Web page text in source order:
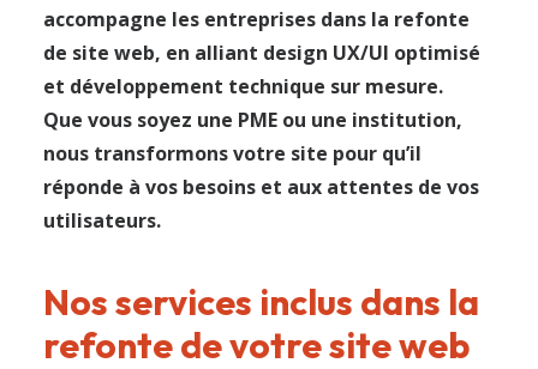
accompagne les entreprises dans la refonte
de site web, en alliant design UX/UI optimisé
et développement technique sur mesure.
Que vous soyez une PME ou une institution,
nous transformons votre site pour qu’il
réponde à vos besoins et aux attentes de vos
utilisateurs.
Nos services inclus dans la
refonte de votre site web